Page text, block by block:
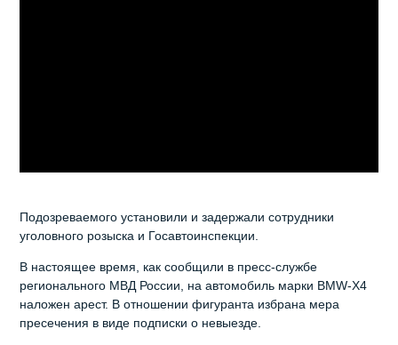
Подозреваемого установили и задержали сотрудники
уголовного розыска и Госавтоинспекции.
В настоящее время, как сообщили в пресс-службе
регионального МВД России, на автомобиль марки BMW-X4
наложен арест. В отношении фигуранта избрана мера
пресечения в виде подписки о невыезде.